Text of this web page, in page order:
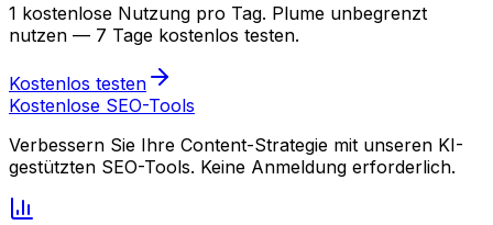
1 kostenlose Nutzung pro Tag. Plume unbegrenzt
nutzen — 7 Tage kostenlos testen.
Kostenlos testen
Kostenlose SEO-Tools
Verbessern Sie Ihre Content-Strategie mit unseren KI-
gestützten SEO-Tools. Keine Anmeldung erforderlich.